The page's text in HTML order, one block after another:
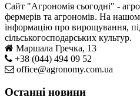
Сайт "Агрономія сьогодні" -
фермерів та агрономів. На
інформацію про вирощування,
сільськогосподарських культур.
Маршала Гречка, 13
+38 (044) 494 09 52
office@agronomy.com.ua
Останні новини